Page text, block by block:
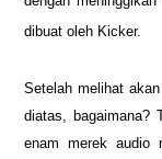
dibuat oleh Kicker.
Setelah melihat
diatas, bagaimana?
enam merek audio